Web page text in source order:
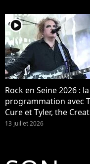
player2
Rock en Seine 2026 : la
programmation avec
Cure et Tyler, the
13 juillet 2026